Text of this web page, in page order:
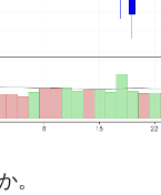
。